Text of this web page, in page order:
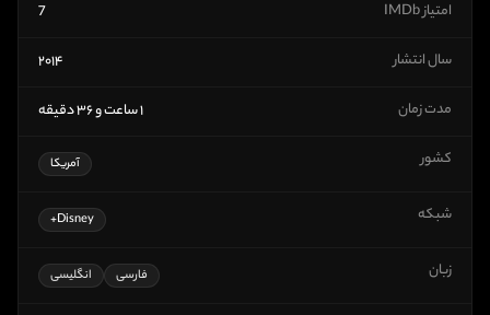
امتیاز IMDb 7
سال انتشار ۲۰۱۴
مدت زمان ۱ ساعت و ۳۶ دقیقه
کشور آمریکا
شبکه Disney+
زبان فارسی انگلیسی